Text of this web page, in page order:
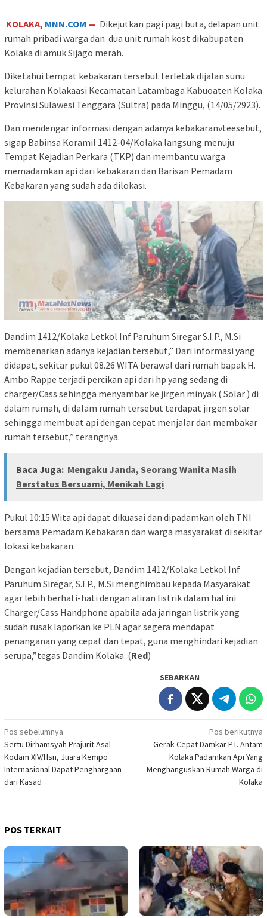
KOLAKA, MNN.COM — Dikejutkan pagi pagi buta, delapan unit
rumah pribadi warga dan dua unit rumah kost dikabupaten
Kolaka di amuk Sijago merah.
Diketahui tempat kebakaran tersebut terletak dijalan sunu
kelurahan Kolakaasi Kecamatan Latambaga Kabuoaten Kolaka
Provinsi Sulawesi Tenggara (Sultra) pada Minggu, (14/05/2923).
Dan mendengar informasi dengan adanya kebakaranvteesebut,
sigap Babinsa Koramil 1412-04/Kolaka langsung menuju
Tempat Kejadian Perkara (TKP) dan membantu warga
memadamkan api dari kebakaran dan Barisan Pemadam
Kebakaran yang sudah ada dilokasi.
Dandim 1412/Kolaka Letkol Inf Paruhum Siregar S.I.P., M.Si
membenarkan adanya kejadian tersebut,” Dari informasi yang
didapat, sekitar pukul 08.26 WITA berawal dari rumah bapak H.
Ambo Rappe terjadi percikan api dari hp yang sedang di
charger/Cass sehingga menyambar ke jirgen minyak ( Solar ) di
dalam rumah, di dalam rumah tersebut terdapat jirgen solar
sehingga membuat api dengan cepat menjalar dan membakar
rumah tersebut,” terangnya.
Baca Juga: Mengaku Janda, Seorang Wanita Masih
Berstatus Bersuami, Menikah Lagi
Pukul 10:15 Wita api dapat dikuasai dan dipadamkan oleh TNI
bersama Pemadam Kebakaran dan warga masyarakat di sekitar
lokasi kebakaran.
Dengan kejadian tersebut, Dandim 1412/Kolaka Letkol Inf
Paruhum Siregar, S.I.P., M.Si menghimbau kepada Masyarakat
agar lebih berhati-hati dengan aliran listrik dalam hal ini
Charger/Cass Handphone apabila ada jaringan listrik yang
sudah rusak laporkan ke PLN agar segera mendapat
penanganan yang cepat dan tepat, guna menghindari kejadian
serupa,”tegas Dandim Kolaka. (Red)
SEBARKAN
Navigasi
pos
Pos sebelumnya
Sertu Dirhamsyah Prajurit Asal
Kodam XIV/Hsn, Juara Kempo
Internasional Dapat Penghargaan
dari Kasad
Pos berikutnya
Gerak Cepat Damkar PT. Antam
Kolaka Padamkan Api Yang
Menghanguskan Rumah Warga di
Kolaka
POS TERKAIT